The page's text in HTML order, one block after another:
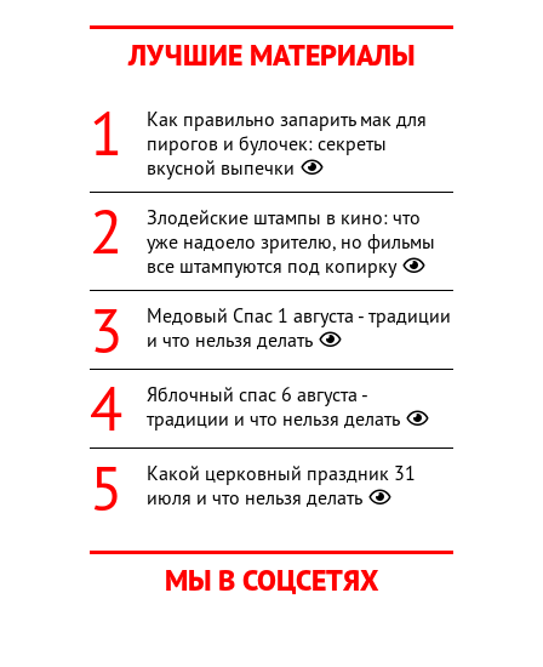
ЛУЧШИЕ МАТЕРИАЛЫ
Как правильно запарить мак для
пирогов и булочек: секреты
вкусной выпечки
Злодейские штампы в кино: что
уже надоело зрителю, но фильмы
все штампуются под копирку
Медовый Спас 1 августа - традиции
и что нельзя делать
Яблочный спас 6 августа -
традиции и что нельзя делать
Какой церковный праздник 31
июля и что нельзя делать
МЫ В СОЦСЕТЯХ